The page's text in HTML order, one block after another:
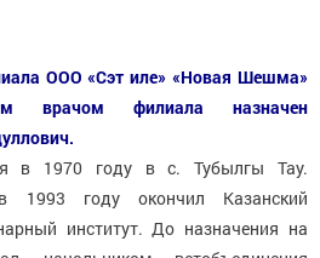
ООО «Сэт иле» «Новая Шешма»
врачом филиала назначен
в 1970 году в с. Тубылгы Тау.
1993 году окончил Казанский
институт. До назначения на